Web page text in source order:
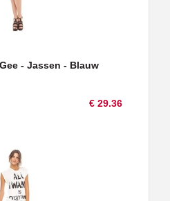
- Jassen - Blauw
€ 29.36